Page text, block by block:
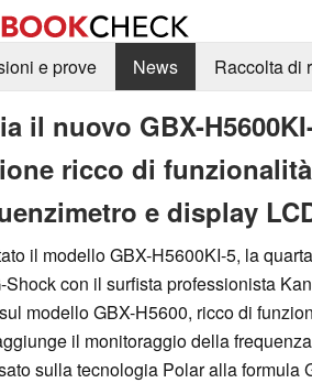
e prove
News Raccolta di
il nuovo GBX-
ricco di
e display
il modello GBX-H5600KI-5, la quarta
con il surfista professionista
modello GBX-H5600, ricco di
il monitoraggio della
sulla tecnologia Polar alla formula